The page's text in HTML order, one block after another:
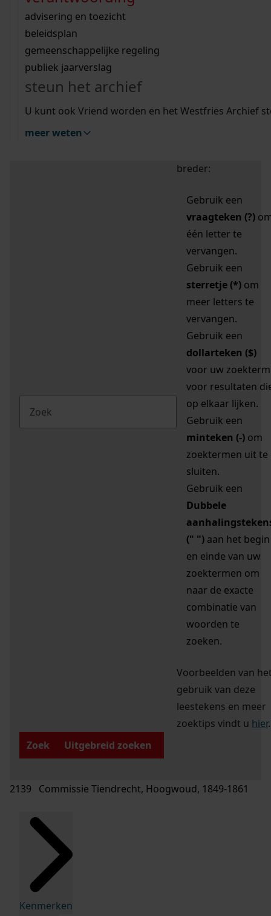
bouwvergunningen
omgevingsvergunningen
vergunningen
beeld en geluid
uitleg nodig?
Wij helpen u op weg met een aantal zoektips.
bekijk alle zoektips
Wij helpen u op weg met een aantal zoektips.
bekijk alle zoektips
bekijk ons geschiedenislokaal
advisering en toezicht
beleidsplan
gemeenschappelijke regeling
publiek jaarverslag
steun het archief
U kunt ook Vriend worden en het Westfries Archief
meer weten
zoektips
Mijn Studiezaal (inloggen)
uw zoekopdracht te
breder:
Gebruik een
vraagteken (?)
één letter te
vervangen.
Gebruik een
sterretje (*) om
meer letters te
vervangen.
Gebruik een
dollarteken ($)
voor uw zoekterm
voor resultaten
op elkaar lijken.
Gebruik een
minteken (-) om
zoektermen uit te
sluiten.
Gebruik een
Dubbele
(" ") aan het begin
en einde van uw
zoektermen om
naar de exacte
combinatie van
woorden te
zoeken.
Voorbeelden van
gebruik van deze
leestekens en meer
zoektips vindt u hier.
Zoek
Uitgebreid zoeken
2139 Commissie Tiendrecht, Hoogwoud, 1849-1861
Kenmerken